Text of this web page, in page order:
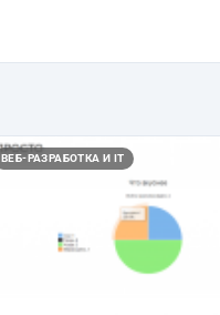
ВЕБ-РАЗРАБОТКА И IT